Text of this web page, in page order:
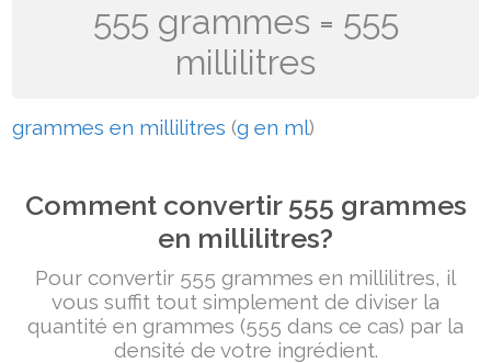
555 grammes = 555
millilitres
grammes en millilitres (g en ml)
Comment convertir 555 grammes
en millilitres?
Pour convertir 555 grammes en millilitres, il
vous suffit tout simplement de diviser la
quantité en grammes (555 dans ce cas) par la
densité de votre ingrédient.